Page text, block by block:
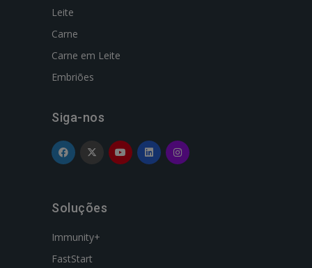
Leite
Carne
Carne em Leite
Embriões
Siga-nos
Soluções
Immunity+
FastStart